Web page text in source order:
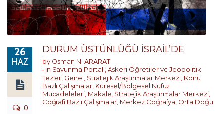
26
HAZ
0
DURUM ÜSTÜNLÜĞÜ İSRAİL’DE
by Osman N. ARARAT
in Savunma Portalı Askeri Öğretiler ve Jeopolitik
Tezler Genel Stratejik Araştırmalar Merkezi Konu
Bazlı Çalışmalar Küresel/Bölgesel Nüfuz
Mücadeleleri Makale Stratejik Araştırmalar Merkezi
Coğrafi Bazlı Çalışmalar Merkez Coğrafya Orta Doğu